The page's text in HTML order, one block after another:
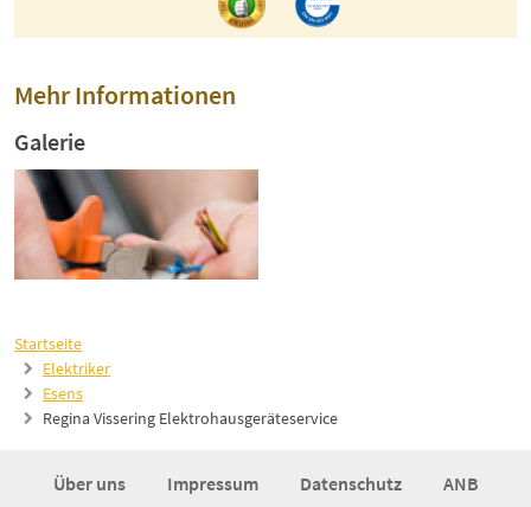
Startseite
Elektriker
Esens
Regina Vissering Elektrohausgeräteservice
Mehr Informationen
Galerie
Über uns Impressum Datenschutz ANB